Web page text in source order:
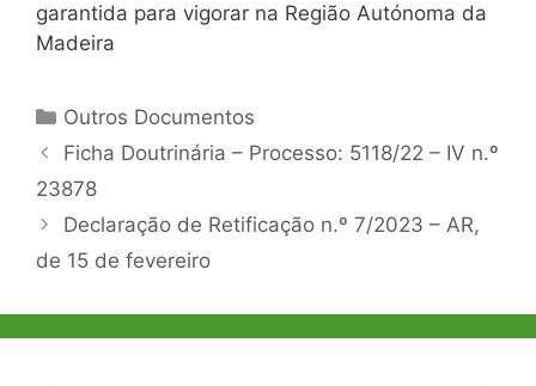
garantida para vigorar na Região Autónoma da
Madeira
Categorias
Outros Documentos
Navegação
de
Ficha Doutrinária – Processo: 5118/22 – IV n.º
23878
Declaração de Retificação n.º 7/2023 – AR,
de 15 de fevereiro